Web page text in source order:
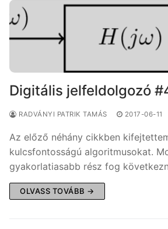
Digitális jelfeldolgozó
RADVÁNYI PATRIK TAMÁS 2017-06-11
Az előző néhány cikkben
kulcsfontosságú algoritmusokat.
gyakorlatiasabb rész fog
OLVASS TOVÁBB →